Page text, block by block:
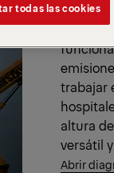
modelo
trabajar
altura
versátil
Abrir
todas las cookies